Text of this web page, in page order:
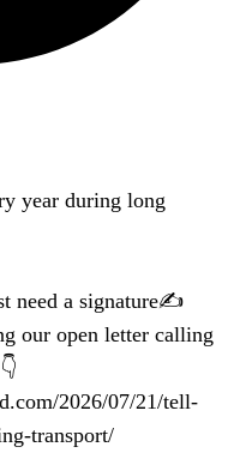
year during long
need a signature✍️
our open letter calling
2026/07/21/tell-
transport/